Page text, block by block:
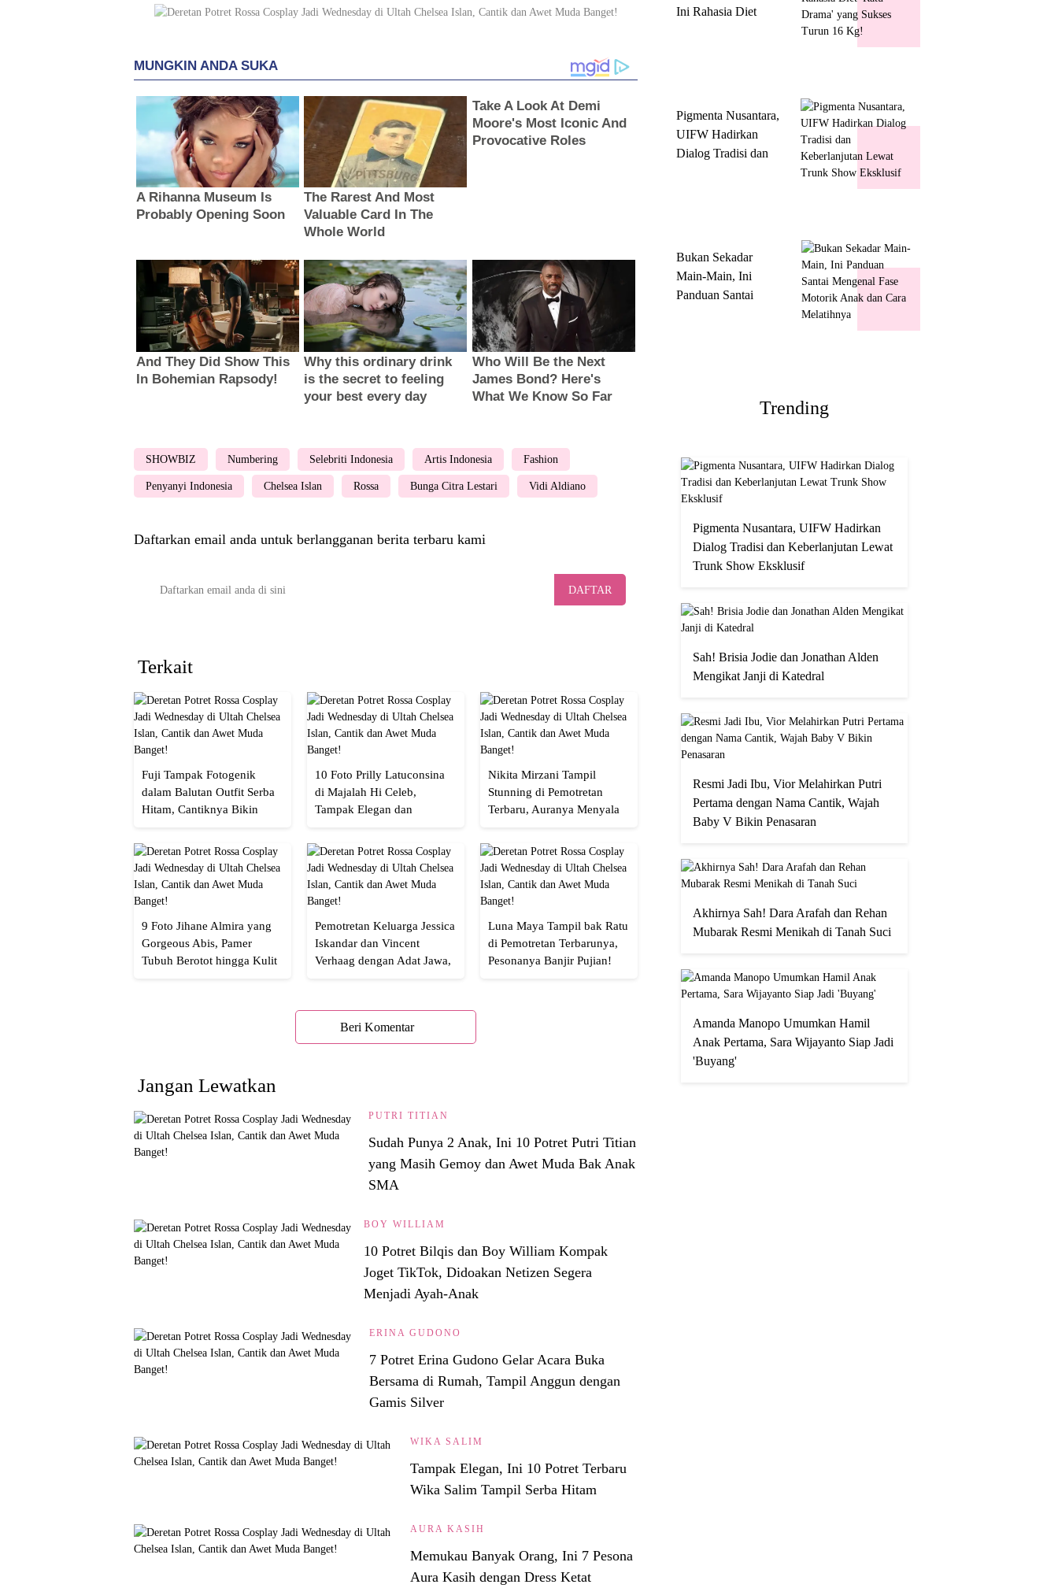
SHOWBIZ Numbering Selebriti Indonesia Artis Indonesia Fashion
Penyanyi Indonesia Chelsea Islan Rossa Bunga Citra Lestari Vidi Aldiano
Daftarkan email anda untuk berlangganan berita terbaru kami
DAFTAR
Terkait
Fuji Tampak Fotogenik
dalam Balutan Outfit Serba
Hitam, Cantiknya Bikin
10 Foto Prilly Latuconsina
di Majalah Hi Celeb,
Tampak Elegan dan
Nikita Mirzani Tampil
Stunning di Pemotretan
Terbaru, Auranya Menyala
9 Foto Jihane Almira yang
Gorgeous Abis, Pamer
Tubuh Berotot hingga Kulit
Pemotretan Keluarga Jessica
Iskandar dan Vincent
Verhaag dengan Adat Jawa,
Luna Maya Tampil bak Ratu
di Pemotretan Terbarunya,
Pesonanya Banjir Pujian!
Beri Komentar
Jangan Lewatkan
PUTRI TITIAN
Sudah Punya 2 Anak, Ini 10 Potret Putri Titian
yang Masih Gemoy dan Awet Muda Bak Anak
SMA
BOY WILLIAM
10 Potret Bilqis dan Boy William Kompak
Joget TikTok, Didoakan Netizen Segera
Menjadi Ayah-Anak
ERINA GUDONO
7 Potret Erina Gudono Gelar Acara Buka
Bersama di Rumah, Tampil Anggun dengan
Gamis Silver
WIKA SALIM
Tampak Elegan, Ini 10 Potret Terbaru
Wika Salim Tampil Serba Hitam
AURA KASIH
Memukau Banyak Orang, Ini 7 Pesona
Aura Kasih dengan Dress Ketat
Ini Rahasia Diet
Pigmenta Nusantara,
UIFW Hadirkan
Dialog Tradisi dan
Bukan Sekadar
Main-Main, Ini
Panduan Santai
Trending
Pigmenta Nusantara, UIFW Hadirkan
Dialog Tradisi dan Keberlanjutan Lewat
Trunk Show Eksklusif
Sah! Brisia Jodie dan Jonathan Alden
Mengikat Janji di Katedral
Resmi Jadi Ibu, Vior Melahirkan Putri
Pertama dengan Nama Cantik, Wajah
Baby V Bikin Penasaran
Akhirnya Sah! Dara Arafah dan Rehan
Mubarak Resmi Menikah di Tanah Suci
Amanda Manopo Umumkan Hamil
Anak Pertama, Sara Wijayanto Siap Jadi
'Buyang'